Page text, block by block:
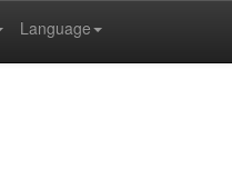
Language